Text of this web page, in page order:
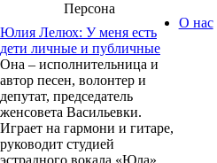
Персона
Юлия Лелюх: У меня есть
дети личные и публичные
Она – исполнительница и
автор песен, волонтер и
депутат, председатель
женсовета Васильевки.
Играет на гармони и гитаре,
руководит студией
О нас